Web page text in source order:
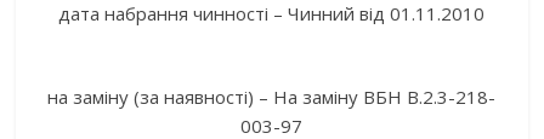
дата набрання чинності – Чинний від 01.11.2010
на заміну (за наявності) – На заміну ВБН В.2.3-218-
003-97